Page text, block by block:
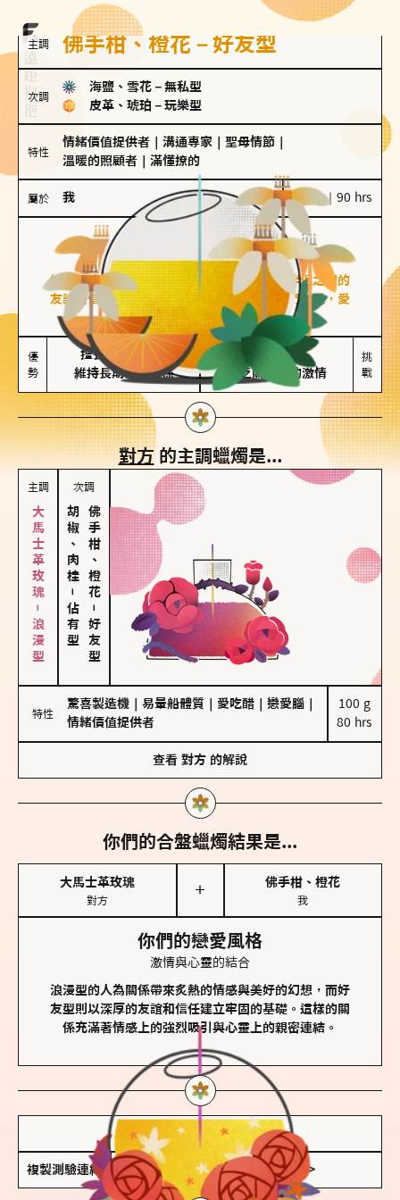
主調 佛手柑、橙花－好友型
次調
海鹽、雪花 － 無私型
皮革、琥珀 － 玩樂型
特性
情緒價值提供者 溝通專家 聖母情節
溫暖的照顧者
滿懂撩的
屬於 我 100 g｜90 hrs
好友型
佛手柑、橙花
好友型的人喜歡分享生活中的點滴，重視與伴侶之間的
友誼和信任，穩定感是重要的關鍵詞。對他們來說，愛
情是心靈深處的共鳴和理解。
優
勢
擅長聆聽與溝通
維持長期穩定關係
不喜歡變化
缺乏關係中的激情
挑
戰
對方的主調蠟燭是...
主調
大馬士革玫瑰－浪漫型
次調
胡椒、肉桂
－
佔有型
佛手柑、橙花
－
好友型
特性
驚喜製造機 易暈船體質 愛吃醋 戀愛腦
情緒價值提供者
100 g
80 hrs
查看 對方 的解說
你們的合盤蠟燭結果是...
大馬士革玫瑰
對方
＋
佛手柑、橙花
我
你們的戀愛風格
激情與心靈的結合
浪漫型的人為關係帶來炙熱的情感與美好的幻想，而好
友型則以深厚的友誼和信任建立牢固的基礎。這樣的關
係充滿著情感上的強烈吸引與心靈上的親密連結。
儲存我的結果圖
複製測驗連結 查看香氛類型全解析 >>>